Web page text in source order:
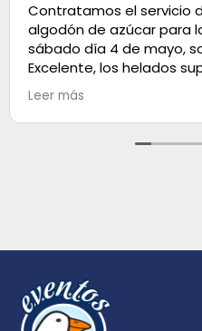
Contratamos el servicio
algodón de azúcar para
sábado día 4 de mayo,
Excelente, los helados
100. Muchas gracias
Leer más